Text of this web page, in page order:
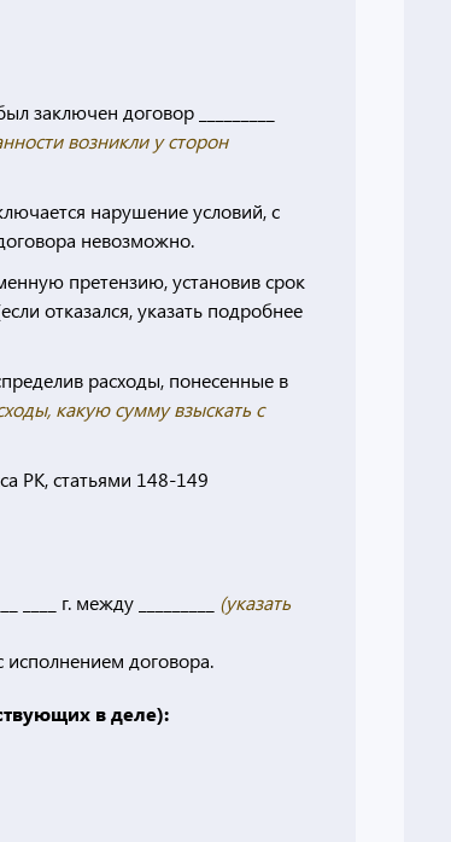
заключен договор _________
возникли у сторон
нарушение условий, с
невозможно.
претензию, установив срок
отказался, указать подробнее
расходы, понесенные в
какую сумму взыскать с
РК, статьями 148-149
____ г. между _________ (указать
исполнением договора.
в деле):